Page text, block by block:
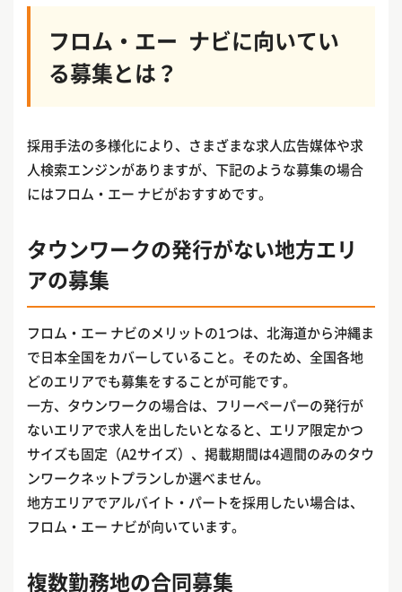
フロム・エー ナビに向いてい
る募集とは？
採用手法の多様化により、さまざまな求人広告媒体や求
人検索エンジンがありますが、下記のような募集の場合
にはフロム・エー ナビがおすすめです。
タウンワークの発行がない地方エリ
アの募集
フロム・エー ナビのメリットの1つは、北海道から沖縄ま
で日本全国をカバーしていること。そのため、全国各地
どのエリアでも募集をすることが可能です。
一方、タウンワークの場合は、フリーペーパーの発行が
ないエリアで求人を出したいとなると、エリア限定かつ
サイズも固定（A2サイズ）、掲載期間は4週間のみのタウ
ンワークネットプランしか選べません。
地方エリアでアルバイト・パートを採用したい場合は、
フロム・エー ナビが向いています。
複数勤務地の合同募集